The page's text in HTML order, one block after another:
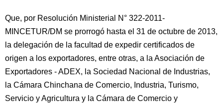
Que, por Resolución Ministerial N° 322-2011-
MINCETUR/DM se prorrogó hasta el 31 de octubre de 2013,
la delegación de la facultad de expedir certificados de
origen a los exportadores, entre otras, a la Asociación de
Exportadores - ADEX, la Sociedad Nacional de Industrias,
la Cámara Chinchana de Comercio, Industria, Turismo,
Servicio y Agricultura y la Cámara de Comercio y